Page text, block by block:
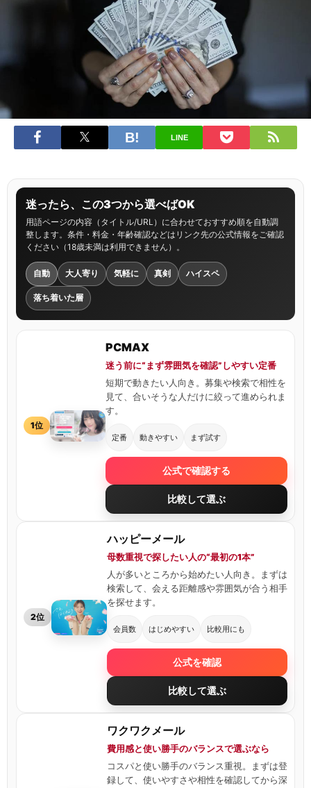
LINE
迷ったら、この3つから選べばOK
用語ページの内容（タイトル/URL）に合わせておすすめ順を自動調
整します。条件・料金・年齢確認などはリンク先の公式情報をご確認
ください（18歳未満は利用できません）。
自動 大人寄り 気軽に 真剣 ハイスペ
落ち着いた層
1位
PCMAX
迷う前に“まず雰囲気を確認”しやすい定番
短期で動きたい人向き。募集や検索で相性を
見て、合いそうな人だけに絞って進められま
す。
定番 動きやすい まず試す
公式で確認する
比較して選ぶ
2位
ハッピーメール
母数重視で探したい人の“最初の1本”
人が多いところから始めたい人向き。まずは
検索して、会える距離感や雰囲気が合う相手
を探せます。
会員数 はじめやすい 比較用にも
公式を確認
比較して選ぶ
ワクワクメール
費用感と使い勝手のバランスで選ぶなら
コスパと使い勝手のバランス重視。まずは登
録して、使いやすさや相性を確認してから深